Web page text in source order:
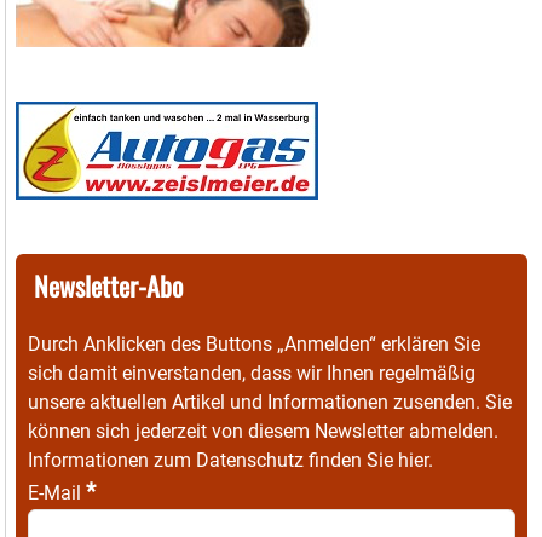
Newsletter-Abo
Durch Anklicken des Buttons „Anmelden“ erklären Sie
sich damit einverstanden, dass wir Ihnen regelmäßig
unsere aktuellen Artikel und Informationen zusenden. Sie
können sich jederzeit von diesem Newsletter abmelden.
Informationen zum Datenschutz finden Sie hier.
E-Mail *